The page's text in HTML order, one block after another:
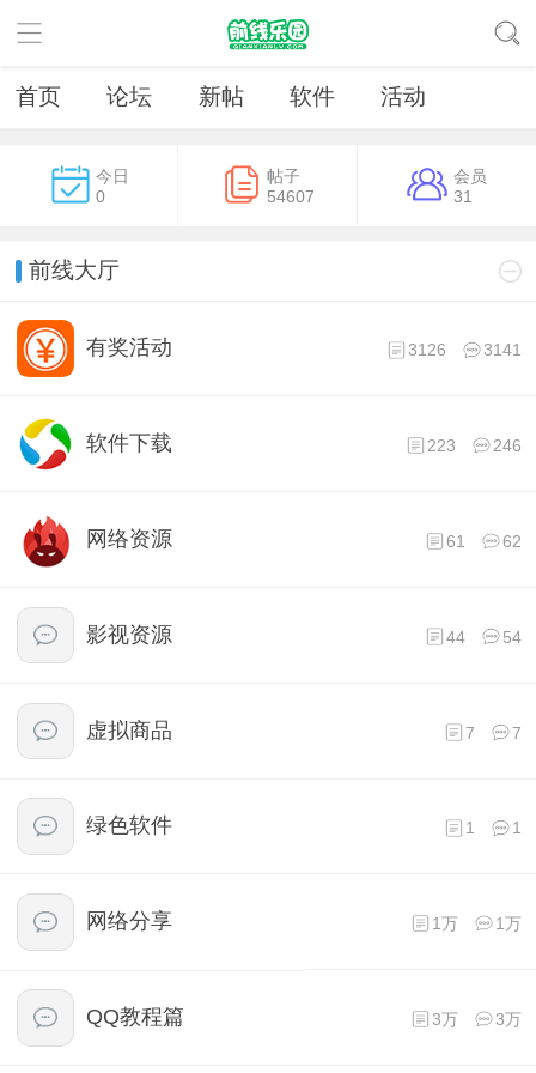
首页 论坛 新帖 软件 活动
今日
0
帖子
54607
会员
31
前线大厅
有奖活动 3126 3141
软件下载 223 246
网络资源 61 62
影视资源 44 54
虚拟商品 7 7
绿色软件 1 1
网络分享 1万 1万
QQ教程篇 3万 3万